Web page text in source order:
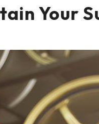
Your